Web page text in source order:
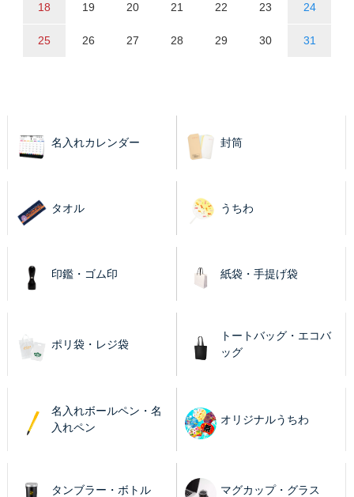
18 19 20 21 22 23 24
25 26 27 28 29 30 31
名入れカレンダー 封筒
タオル うちわ
印鑑・ゴム印 紙袋・手提げ袋
ポリ袋・レジ袋
トートバッグ・エコバ
ッグ
名入れボールペン・名
入れペン
オリジナルうちわ
タンブラー・ボトル マグカップ・グラス